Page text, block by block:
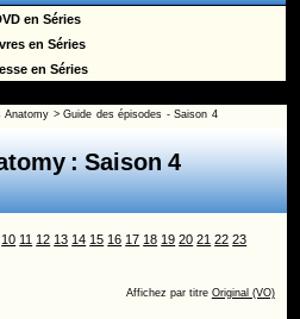
en Séries
en Séries
en Séries
Anatomy >Guide des épisodes - Saison 4
: Saison 4
10 11 12 13 14 15 16 17 18 19 20 21 22 23
Affichez par titre Original (VO)